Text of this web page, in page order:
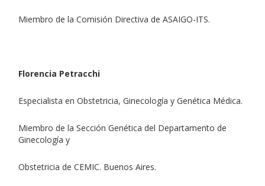
Miembro de la Comisión Directiva de ASAIGO-ITS.
Florencia Petracchi
Especialista en Obstetricia, Ginecología y Genética Médica.
Miembro de la Sección Genética del Departamento de
Ginecología y
Obstetricia de CEMIC. Buenos Aires.